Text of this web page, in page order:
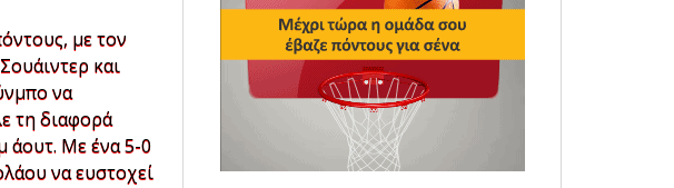
με τον
και
να
τη διαφορά
άουτ. Με ένα 5-0
να ευστοχεί